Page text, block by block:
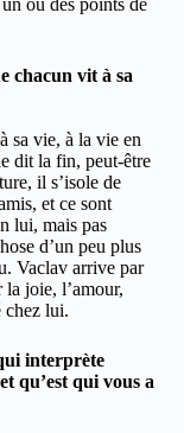
chacun vit à sa
sa vie, à la vie en
dit la fin, peut-être
il s’isole de
et ce sont
lui, mais pas
d’un peu plus
Vaclav arrive par
la joie, l’amour,
chez lui.
interprète
qu’est qui vous a